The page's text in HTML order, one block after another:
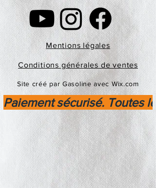
Mentions légales
Conditions générales de ventes
Site créé par Gasoline avec Wix.com
Paiement sécurisé. Toutes